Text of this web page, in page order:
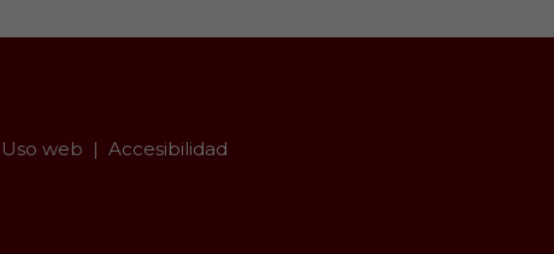
Uso web Accesibilidad